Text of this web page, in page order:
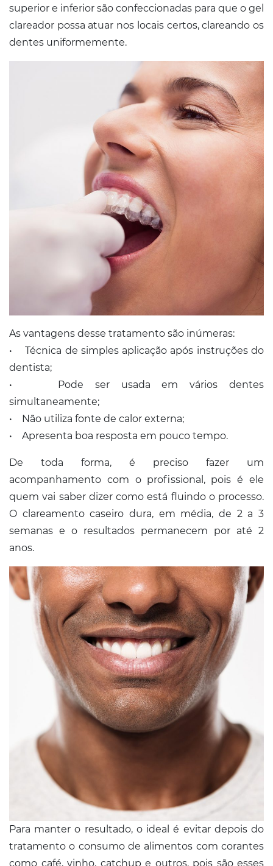
superior e inferior são confeccionadas para que o gel
clareador possa atuar nos locais certos, clareando os
dentes uniformemente.
As vantagens desse tratamento são inúmeras:
• Técnica de simples aplicação após instruções do
dentista;
• Pode ser usada em vários dentes
simultaneamente;
• Não utiliza fonte de calor externa;
• Apresenta boa resposta em pouco tempo.
De toda forma, é preciso fazer um
acompanhamento com o profissional, pois é ele
quem vai saber dizer como está fluindo o processo.
O clareamento caseiro dura, em média, de 2 a 3
semanas e o resultados permanecem por até 2
anos.
Para manter o resultado, o ideal é evitar depois do
tratamento o consumo de alimentos com corantes
como café, vinho, catchup e outros, pois são esses